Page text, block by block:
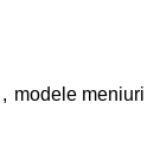
, modele meniuri